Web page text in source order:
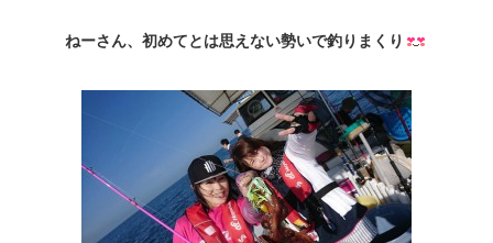
ねーさん、初めてとは思えない勢いで釣りまくり